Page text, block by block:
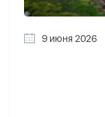
9 июня 2026